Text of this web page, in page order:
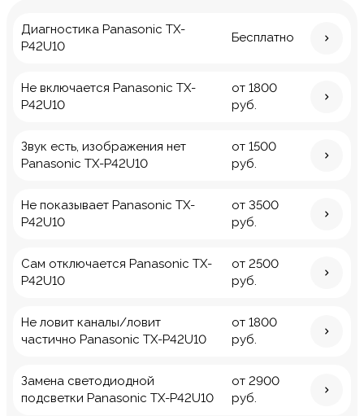
Диагностика Panasonic TX-
P42U10
Бесплатно
Не включается Panasonic TX-
P42U10
от 1800
руб.
Звук есть, изображения нет
Panasonic TX-P42U10
от 1500
руб.
Не показывает Panasonic TX-
P42U10
от 3500
руб.
Сам отключается Panasonic TX-
P42U10
от 2500
руб.
Не ловит каналы/ловит
частично Panasonic TX-P42U10
от 1800
руб.
Замена светодиодной
подсветки Panasonic TX-P42U10
от 2900
руб.